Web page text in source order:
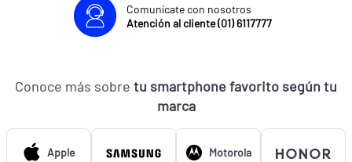
Comunícate con nosotros
Atención al cliente (01) 6117777
Conoce más sobre tu smartphone favorito según tu
marca
Apple Motorola